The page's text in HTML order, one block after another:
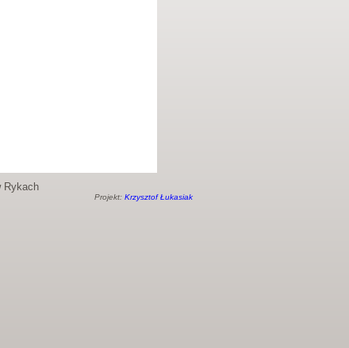
Rykach
Projekt: Krzysztof Łukasiak